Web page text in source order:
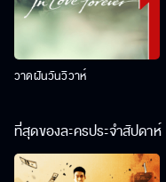
วาดฝันวันวิวาห์
ที่สุดของละครประจำสัปดาห์